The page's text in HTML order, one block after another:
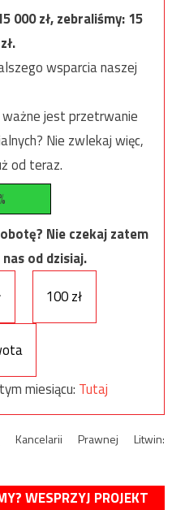
000zł, zebraliśmy:15
zł.
wsparcia naszej
jest przetrwanie
Nie zwlekaj więc,
od teraz.
Nie czekaj zatem
od dzisiaj.
100 zł
miesiącu: Tutaj
Prawnej Litwin:
WESPRZYJ PROJEKT